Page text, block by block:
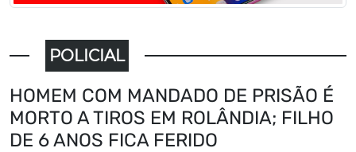
POLICIAL
HOMEM COM MANDADO DE PRISÃO É
MORTO A TIROS EM ROLÂNDIA; FILHO
DE 6 ANOS FICA FERIDO